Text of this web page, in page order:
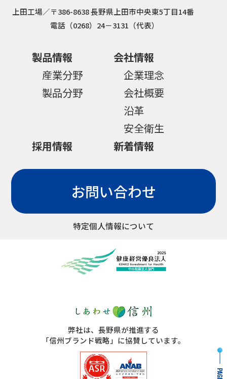
上田工場／〒386-8638 長野県上田市中央東5丁目14番
電話（0268）24－3131（代表）
製品情報
産業分野
製品分野
会社情報
企業理念
会社概要
沿革
安全衛生
採用情報
新着情報
お問い合わせ
特定個人情報について
弊社は、長野県が推進する
「信州ブランド戦略」に協賛しています。